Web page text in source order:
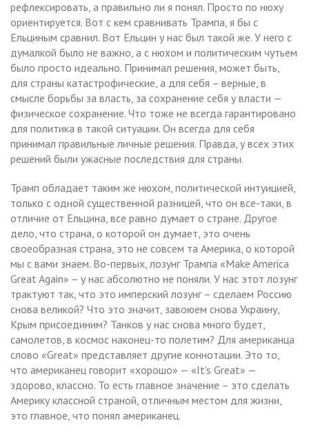
рефлексировать, а правильно ли я понял. Просто по нюху
ориентируется. Вот с кем сравнивать Трампа, я бы с
Ельциным сравнил. Вот Ельцин у нас был такой же. У него с
думалкой было не важно, а с нюхом и политическим чутьем
было просто идеально. Принимал решения, может быть,
для страны катастрофические, а для себя – верные, в
смысле борьбы за власть, за сохранение себя у власти —
физическое сохранение. Что тоже не всегда гарантировано
для политика в такой ситуации. Он всегда для себя
принимал правильные личные решения. Правда, у всех этих
решений были ужасные последствия для страны.
Трамп обладает таким же нюхом, политической интуицией,
только с одной существенной разницей, что он все-таки, в
отличие от Ельцина, все равно думает о стране. Другое
дело, что страна, о которой он думает, это очень
своеобразная страна, это не совсем та Америка, о которой
мы с вами знаем. Во-первых, лозунг Трампа «Make America
Great Again» – у нас абсолютно не поняли. У нас этот лозунг
трактуют так, что это имперский лозунг – сделаем Россию
снова великой? Что это значит, завоюем снова Украину,
Крым присоединим? Танков у нас снова много будет,
самолетов, в космос наконец-то полетим? Для американца
слово «Great» представляет другие коннотации. Это то,
что американец говорит «хорошо» — «It’s Great» —
здорово, классно. То есть главное значение – это сделать
Америку классной страной, отличным местом для жизни,
это главное, что понял американец.